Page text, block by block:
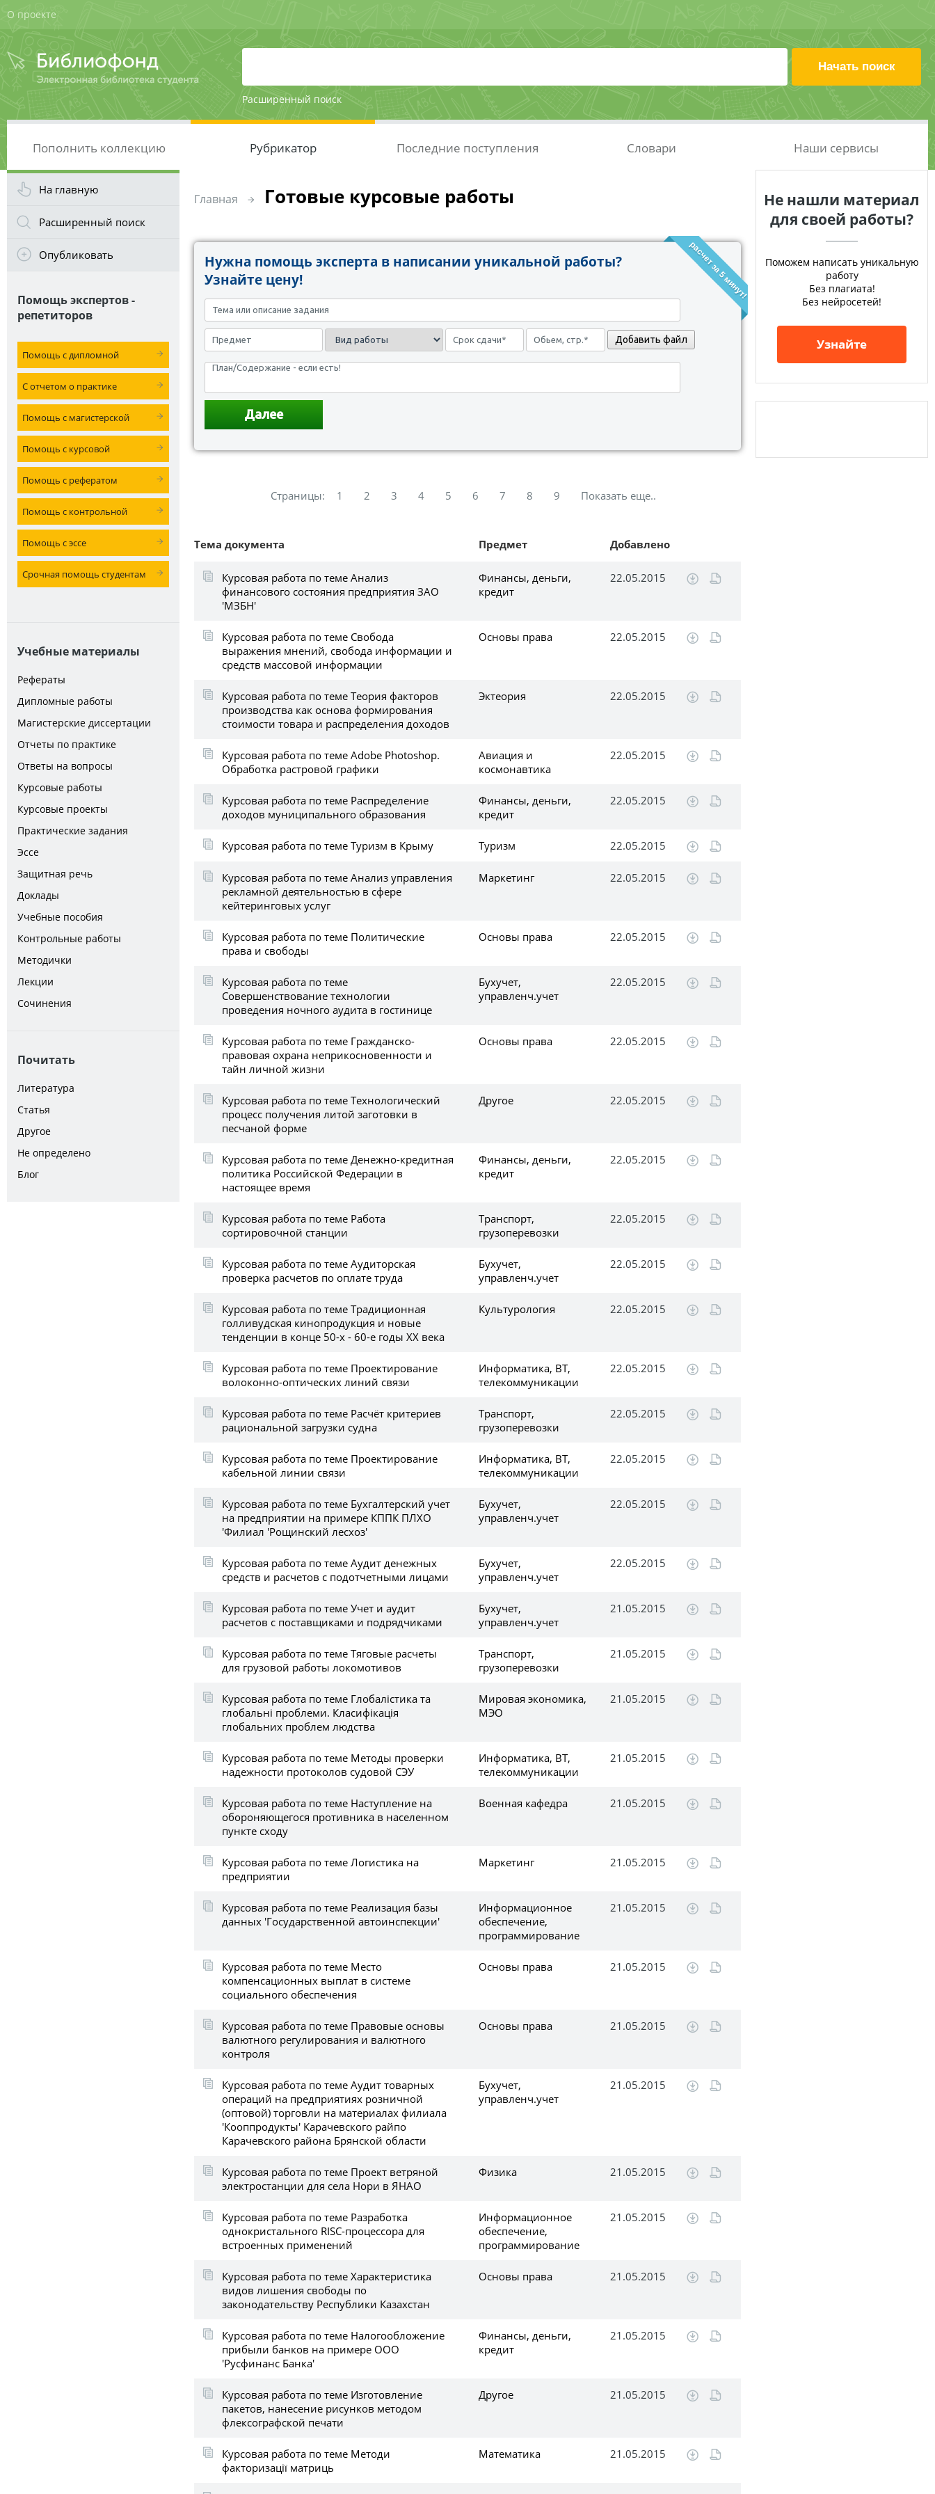
О проекте
Расширенный поиск
Пополнить коллекцию Рубрикатор Последние поступления Словари Наши сервисы
На главную
Расширенный поиск
Опубликовать
Помощь экспертов -
репетиторов
Помощь с дипломной
С отчетом о практике
Помощь с магистерской
Помощь с курсовой
Помощь с рефератом
Помощь с контрольной
Помощь с эссе
Срочная помощь студентам
Учебные материалы
Рефераты
Дипломные работы
Магистерские диссертации
Отчеты по практике
Ответы на вопросы
Курсовые работы
Курсовые проекты
Практические задания
Эссе
Защитная речь
Доклады
Учебные пособия
Контрольные работы
Методички
Лекции
Сочинения
Почитать
Литература
Статья
Другое
Не определено
Блог
Главная Готовые курсовые работы
расчет за 5 минут!
Нужна помощь эксперта в написании уникальной работы?
Узнайте цену!
Добавить файл
Страницы: 1 2 3 4 5 6 7 8 9 Показать еще..
Тема документа Предмет Добавлено
Курсовая работа по теме Анализ
финансового состояния предприятия ЗАО
'МЗБН'
Финансы, деньги,
кредит
22.05.2015
Курсовая работа по теме Свобода
выражения мнений, свобода информации и
средств массовой информации
Основы права 22.05.2015
Курсовая работа по теме Теория факторов
производства как основа формирования
стоимости товара и распределения доходов
Эктеория 22.05.2015
Курсовая работа по теме Adobe Photoshop.
Обработка растровой графики
Авиация и
космонавтика
22.05.2015
Курсовая работа по теме Распределение
доходов муниципального образования
Финансы, деньги,
кредит
22.05.2015
Курсовая работа по теме Туризм в Крыму Туризм 22.05.2015
Курсовая работа по теме Анализ управления
рекламной деятельностью в сфере
кейтеринговых услуг
Маркетинг 22.05.2015
Курсовая работа по теме Политические
права и свободы
Основы права 22.05.2015
Курсовая работа по теме
Совершенствование технологии
проведения ночного аудита в гостинице
Бухучет,
управленч.учет
22.05.2015
Курсовая работа по теме Гражданско-
правовая охрана неприкосновенности и
тайн личной жизни
Основы права 22.05.2015
Курсовая работа по теме Технологический
процесс получения литой заготовки в
песчаной форме
Другое 22.05.2015
Курсовая работа по теме Денежно-кредитная
политика Российской Федерации в
настоящее время
Финансы, деньги,
кредит
22.05.2015
Курсовая работа по теме Работа
сортировочной станции
Транспорт,
грузоперевозки
22.05.2015
Курсовая работа по теме Аудиторская
проверка расчетов по оплате труда
Бухучет,
управленч.учет
22.05.2015
Курсовая работа по теме Традиционная
голливудская кинопродукция и новые
тенденции в конце 50-х - 60-е годы XX века
Культурология 22.05.2015
Курсовая работа по теме Проектирование
волоконно-оптических линий связи
Информатика, ВТ,
телекоммуникации
22.05.2015
Курсовая работа по теме Расчёт критериев
рациональной загрузки судна
Транспорт,
грузоперевозки
22.05.2015
Курсовая работа по теме Проектирование
кабельной линии связи
Информатика, ВТ,
телекоммуникации
22.05.2015
Курсовая работа по теме Бухгалтерский учет
на предприятии на примере КППК ПЛХО
'Филиал 'Рощинский лесхоз'
Бухучет,
управленч.учет
22.05.2015
Курсовая работа по теме Аудит денежных
средств и расчетов с подотчетными лицами
Бухучет,
управленч.учет
22.05.2015
Курсовая работа по теме Учет и аудит
расчетов с поставщиками и подрядчиками
Бухучет,
управленч.учет
21.05.2015
Курсовая работа по теме Тяговые расчеты
для грузовой работы локомотивов
Транспорт,
грузоперевозки
21.05.2015
Курсовая работа по теме Глобалістика та
глобальні проблеми. Класифікація
глобальних проблем людства
Мировая экономика,
МЭО
21.05.2015
Курсовая работа по теме Методы проверки
надежности протоколов судовой СЭУ
Информатика, ВТ,
телекоммуникации
21.05.2015
Курсовая работа по теме Наступление на
обороняющегося противника в населенном
пункте сходу
Военная кафедра 21.05.2015
Курсовая работа по теме Логистика на
предприятии
Маркетинг 21.05.2015
Курсовая работа по теме Реализация базы
данных 'Государственной автоинспекции'
Информационное
обеспечение,
программирование
21.05.2015
Курсовая работа по теме Место
компенсационных выплат в системе
социального обеспечения
Основы права 21.05.2015
Курсовая работа по теме Правовые основы
валютного регулирования и валютного
контроля
Основы права 21.05.2015
Курсовая работа по теме Аудит товарных
операций на предприятиях розничной
(оптовой) торговли на материалах филиала
'Кооппродукты' Карачевского райпо
Карачевского района Брянской области
Бухучет,
управленч.учет
21.05.2015
Курсовая работа по теме Проект ветряной
электростанции для села Нори в ЯНАО
Физика 21.05.2015
Курсовая работа по теме Разработка
однокристального RISC-процессора для
встроенных применений
Информационное
обеспечение,
программирование
21.05.2015
Курсовая работа по теме Характеристика
видов лишения свободы по
законодательству Республики Казахстан
Основы права 21.05.2015
Курсовая работа по теме Налогообложение
прибыли банков на примере ООО
'Русфинанс Банка'
Финансы, деньги,
кредит
21.05.2015
Курсовая работа по теме Изготовление
пакетов, нанесение рисунков методом
флексографской печати
Другое 21.05.2015
Курсовая работа по теме Методи
факторизації матриць
Математика 21.05.2015
Не нашли материал
для своей работы?
Поможем написать уникальную
работу
Без плагиата!
Без нейросетей!
Узнайте